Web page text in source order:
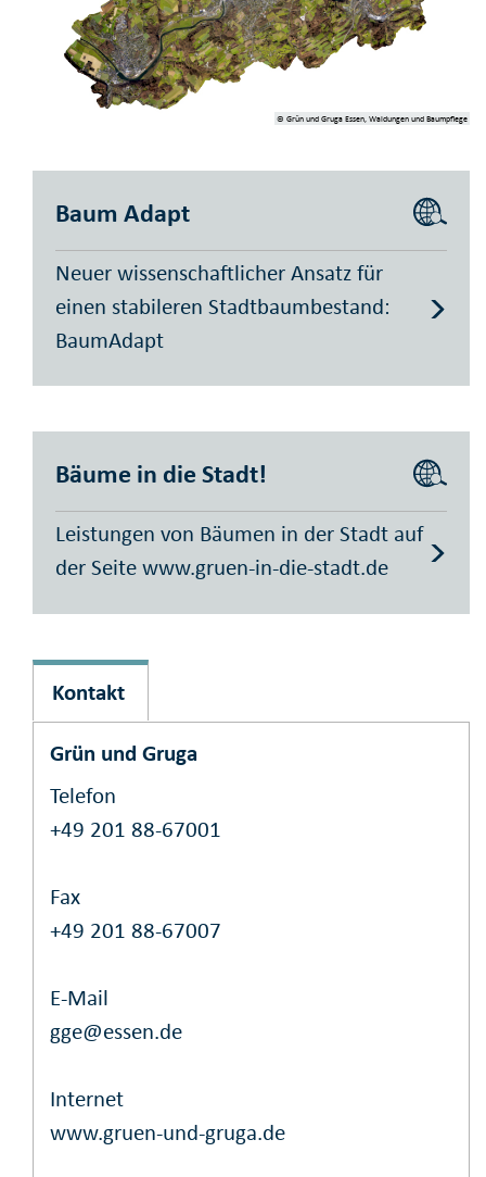
© Grün und Gruga Essen, Waldungen und Baumpflege
Baum Adapt
Neuer wissenschaftlicher Ansatz für
einen stabileren Stadtbaumbestand:
BaumAdapt
Bäume in die Stadt!
Leistungen von Bäumen in der Stadt auf
der Seite www.gruen-in-die-stadt.de
Kontakt
Grün und Gruga
Telefon
+49 201 88-67001
Fax
+49 201 88-67007
E-Mail
gge@essen.de
Internet
www.gruen-und-gruga.de